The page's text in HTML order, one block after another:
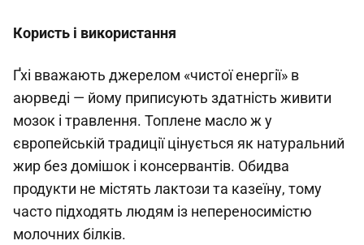
Користь і використання
Ґхі вважають джерелом «чистої енергії» в
аюрведі — йому приписують здатність живити
мозок і травлення. Топлене масло ж у
європейській традиції цінується як натуральний
жир без домішок і консервантів. Обидва
продукти не містять лактози та казеїну, тому
часто підходять людям із непереносимістю
молочних білків.